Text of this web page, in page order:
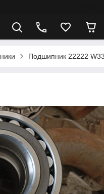
Подшипник 22222